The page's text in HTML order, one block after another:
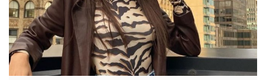
Glumci
Contact
Login